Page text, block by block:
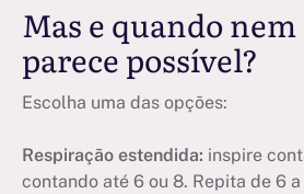
Mas e quando
parece possível?
Escolha uma das opções:
Respiração estendida: inspire
contando até 6 ou 8. Repita de 6